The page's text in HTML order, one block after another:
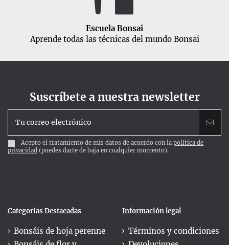
Escuela Bonsai
Aprende todas las técnicas del mundo Bonsai
Suscríbete a nuestra newsletter
Acepto el tratamiento de mis datos de acuerdo con la política de
privacidad (puedes darte de baja en cualquier momento).
Categorías Destacadas
Bonsáis de hoja perenne
Información legal
Términos y condiciones